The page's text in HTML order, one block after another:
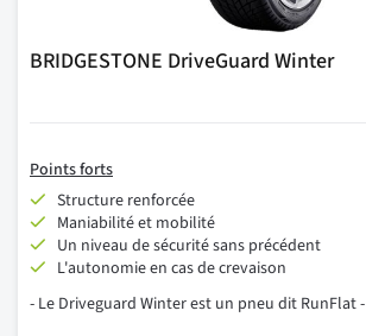
BRIDGESTONE DriveGuard Winter
Points forts
Structure renforcée
Maniabilité et mobilité
Un niveau de sécurité sans précédent
L'autonomie en cas de crevaison
- Le Driveguard Winter est un pneu dit RunFlat -